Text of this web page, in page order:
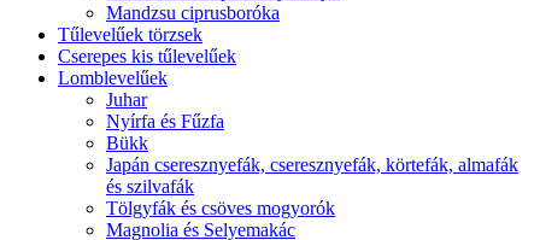
Mandzsu ciprusboróka
Tűlevelűek törzsek
Cserepes kis tűlevelűek
Lomblevelűek
Juhar
Nyírfa és Fűzfa
Bükk
Japán cseresznyefák, cseresznyefák, körtefák, almafák
és szilvafák
Tölgyfák és csöves mogyorók
Magnolia és Selyemakác